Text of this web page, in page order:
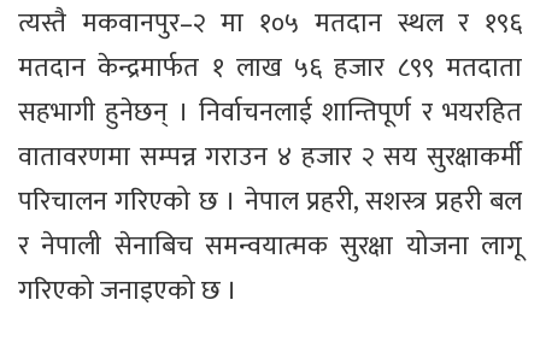
त्यस्तै मकवानपुर–२ मा १०५ मतदान स्थल र १९६
मतदान केन्द्रमार्फत १ लाख ५६ हजार ८९९ मतदाता
सहभागी हुनेछन् । निर्वाचनलाई शान्तिपूर्ण र भयरहित
वातावरणमा सम्पन्न गराउन ४ हजार २ सय सुरक्षाकर्मी
परिचालन गरिएको छ । नेपाल प्रहरी, सशस्त्र प्रहरी बल
र नेपाली सेनाबिच समन्वयात्मक सुरक्षा योजना लागू
गरिएको जनाइएको छ ।